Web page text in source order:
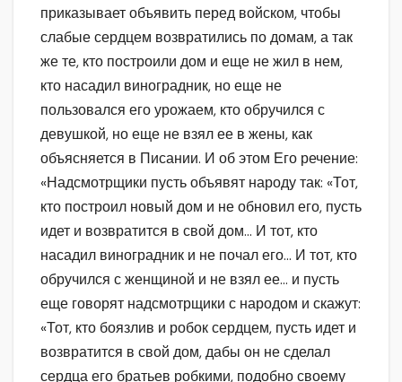
приказывает объявить перед войском, чтобы
слабые сердцем возвратились по домам, а так
же те, кто построили дом и еще не жил в нем,
кто насадил виноградник, но еще не
пользовался его урожаем, кто обручился с
девушкой, но еще не взял ее в жены, как
объясняется в Писании. И об этом Его речение:
«Надсмотрщики пусть объявят народу так: «Тот,
кто построил новый дом и не обновил его, пусть
идет и возвратится в свой дом… И тот, кто
насадил виноградник и не почал его… И тот, кто
обручился с женщиной и не взял ее… и пусть
еще говорят надсмотрщики с народом и скажут:
«Тот, кто боязлив и робок сердцем, пусть идет и
возвратится в свой дом, дабы он не сделал
сердца его братьев робкими, подобно своему